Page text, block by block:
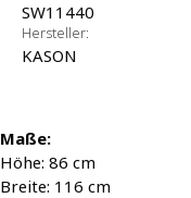
SW11440
Hersteller:
KASON
Maße:
Höhe: 86 cm
Breite: 116 cm